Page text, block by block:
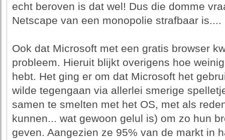
echt beroven is dat wel! Dus die domme
Netscape van een monopolie strafbaar
Ook dat Microsoft met een gratis browser
probleem. Hieruit blijkt overigens hoe
hebt. Het ging er om dat Microsoft het
wilde tegengaan via allerlei smerige
samen te smelten met het OS, met als
kunnen... wat gewoon gelul is) om zo hun
geven. Aangezien ze 95% van de markt in